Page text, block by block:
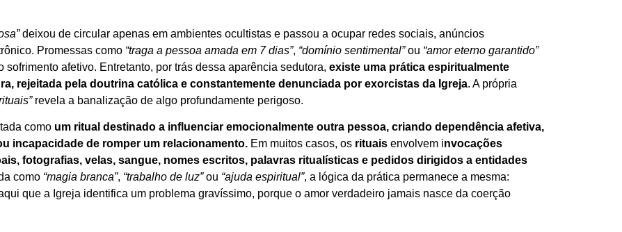
deixou de circular apenas em ambientes ocultistas e passou a ocupar redes sociais, anúncios
Promessas como “traga a pessoa amada em 7 dias”, “domínio sentimental”ou “amor eterno garantido”
afetivo. Entretanto, por trás dessa aparência sedutora, existe uma prática espiritualmente
rejeitada pela doutrina católica e constantemente denunciada por exorcistas da Igreja. A própria
revela a banalização de algo profundamente perigoso.
como um ritual destinado a influenciar emocionalmente outra pessoa, criando dependência afetiva,
incapacidade de romper um relacionamento. Em muitos casos, os rituais envolvem invocações
fotografias, velas, sangue, nomes escritos, palavras ritualísticas e pedidos dirigidos a entidades
como “magia branca”, “trabalho de luz”ou “ajuda espiritual”, a lógica da prática permanece a mesma:
que a Igreja identifica um problema gravíssimo, porque o amor verdadeiro jamais nasce da coerção